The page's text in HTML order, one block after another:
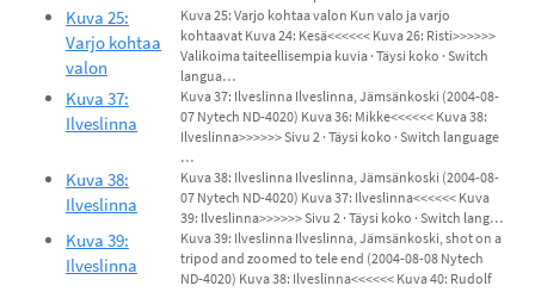
Kuva 25:
Varjo kohtaa
valon
Kuva 25: Varjo kohtaa valon Kun valo ja varjo
kohtaavat Kuva 24: Kesä<<<<<< Kuva 26: Risti>>>>>>
Valikoima taiteellisempia kuvia · Täysi koko · Switch
langua…
Kuva 37:
Ilveslinna
Kuva 37: Ilveslinna Ilveslinna, Jämsänkoski (2004-08-
07 Nytech ND-4020) Kuva 36: Mikke<<<<<< Kuva 38:
Ilveslinna>>>>>> Sivu 2 · Täysi koko · Switch language
…
Kuva 38:
Ilveslinna
Kuva 38: Ilveslinna Ilveslinna, Jämsänkoski (2004-08-
07 Nytech ND-4020) Kuva 37: Ilveslinna<<<<<< Kuva
39: Ilveslinna>>>>>> Sivu 2 · Täysi koko · Switch lang…
Kuva 39:
Ilveslinna
Kuva 39: Ilveslinna Ilveslinna, Jämsänkoski, shot on a
tripod and zoomed to tele end (2004-08-08 Nytech
ND-4020) Kuva 38: Ilveslinna<<<<<< Kuva 40: Rudolf